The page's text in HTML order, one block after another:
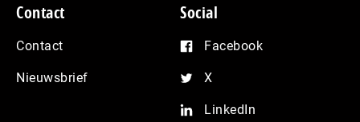
Contact
Contact
Nieuwsbrief
Social
Facebook
X
LinkedIn